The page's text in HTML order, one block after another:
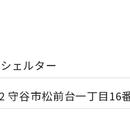
ェルター
守谷市松前台一丁目16